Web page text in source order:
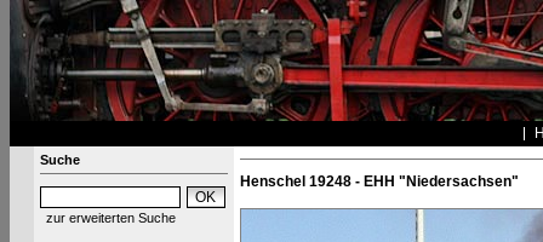
Suche
zur erweiterten Suche
Henschel 19248 - EHH "Niedersachsen"